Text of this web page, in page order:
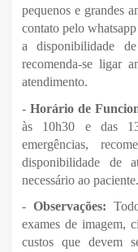
pequenos e grandes
contato pelo
a disponibilidade
recomenda-se ligar
atendimento.
- Horário de
às 10h30 e das
emergências,
disponibilidade de
necessário ao paciente.
- Observações:
exames de imagem,
custos que devem